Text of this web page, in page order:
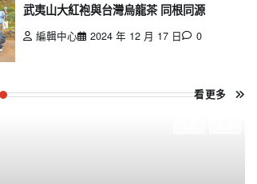
武夷山大紅袍與台灣烏龍茶 同根同源
編輯中心 2024 年 12 月 17 日 0
看更多